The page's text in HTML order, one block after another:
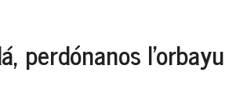
perdónanos l'orbayu